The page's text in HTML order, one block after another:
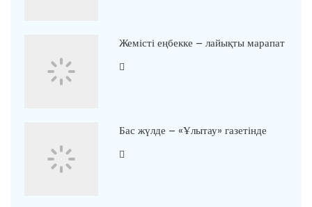
Жемісті еңбекке – лайықты марапат
Бас жүлде – «Ұлытау» газетінде